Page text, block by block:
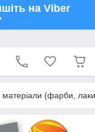
на Viber
(фарби,